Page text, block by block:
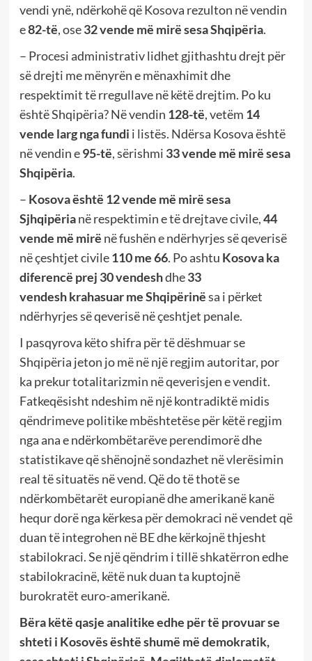
vendi ynë, ndërkohë që Kosova rezulton në vendin
e82-të, ose32 vende më mirë sesa Shqipëria.
– Procesi administrativ lidhet gjithashtu drejt për
së drejti me mënyrën e mënaxhimit dhe
respektimit të rregullave në këtë drejtim. Po ku
është Shqipëria? Në vendin 128-të, vetëm 14
vende larg nga fundi i listës. Ndërsa Kosova është
në vendin e95-të, sërishmi 33 vende më mirë sesa
Shqipëria.
– Kosova është 12 vende më mirë sesa
Sjhqipërianë respektimin e të drejtave civile,44
vende më mirë në fushën e ndërhyrjes së qeverisë
në çeshtjet civile110 me 66. Po ashtu Kosova ka
diferencë prej 30 vendeshdhe33
vendesh krahasuar me Shqipërinësa i përket
ndërhyrjes së qeverisë në çeshtjet penale.
I pasqyrova këto shifra për të dëshmuar se
Shqipëria jeton jo më në një regjim autoritar, por
ka prekur totalitarizmin në qeverisjen e vendit.
Fatkeqësisht ndeshim në një kontradiktë midis
qëndrimeve politike mbështetëse për këtë regjim
nga ana e ndërkombëtarëve perendimorë dhe
statistikave që shënojnë sondazhet në vlerësimin
real të situatës në vend. Që do të thotë se
ndërkombëtarët europianë dhe amerikanë kanë
hequr dorë nga kërkesa për demokraci në vendet që
duan të integrohen në BE dhe kërkojnë thjesht
stabilokraci. Se një qëndrim i tillë shkatërron edhe
stabilokracinë, këtë nuk duan ta kuptojnë
burokratët euro-amerikanë.
Bëra këtë qasje analitike edhe për të provuar se
shteti i Kosovës është shumë më demokratik,